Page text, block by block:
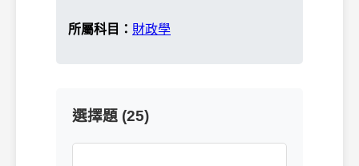
所屬科目： 財政學
選擇題 (25)